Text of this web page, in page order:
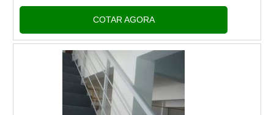
Estabelecimentos comerciais em geral.Elegância e
segurançaO corrimão fabric...
COTAR AGORA